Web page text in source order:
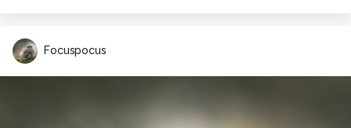
Focuspocus